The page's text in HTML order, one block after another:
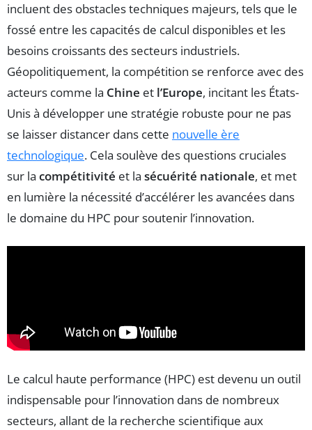
incluent des obstacles techniques majeurs, tels que le
fossé entre les capacités de calcul disponibles et les
besoins croissants des secteurs industriels.
Géopolitiquement, la compétition se renforce avec des
acteurs comme la Chine et l’Europe, incitant les États-
Unis à développer une stratégie robuste pour ne pas
se laisser distancer dans cette nouvelle ère
technologique. Cela soulève des questions cruciales
sur la compétitivité et la sécuérité nationale, et met
en lumière la nécessité d’accélérer les avancées dans
le domaine du HPC pour soutenir l’innovation.
Le calcul haute performance (HPC) est devenu un outil
indispensable pour l’innovation dans de nombreux
secteurs, allant de la recherche scientifique aux